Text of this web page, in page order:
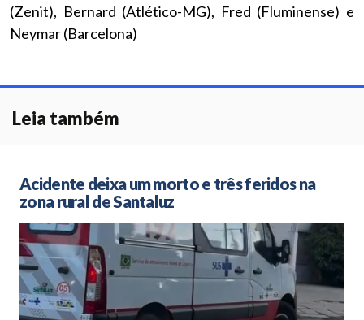
(Zenit), Bernard (Atlético-MG), Fred (Fluminense) e
Neymar (Barcelona)
Leia também
Acidente deixa um morto e três feridos na
zona rural de Santaluz